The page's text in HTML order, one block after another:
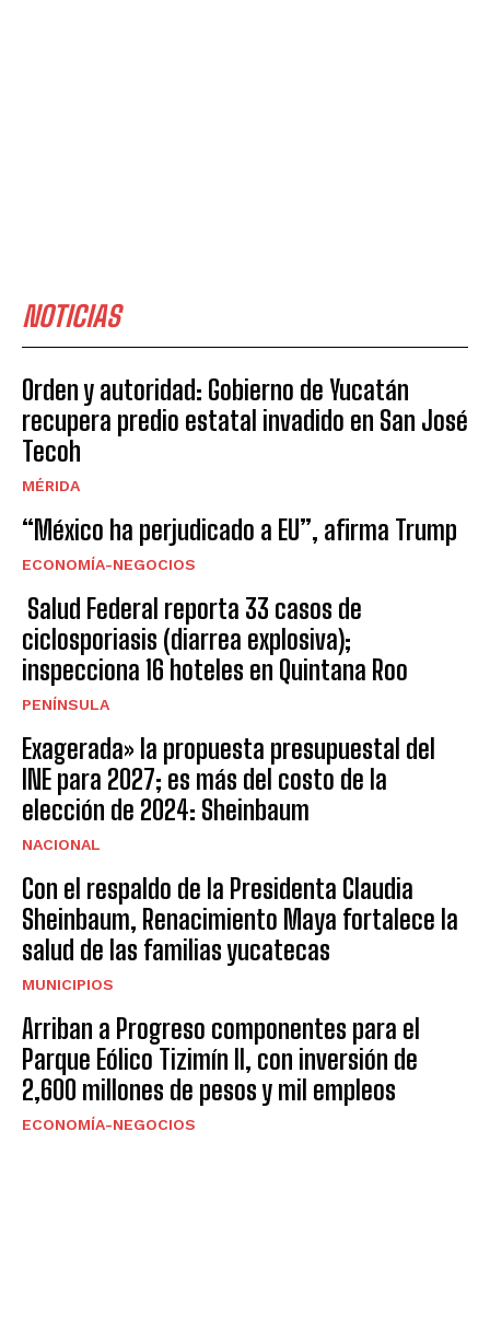
NOTICIAS
Orden y autoridad: Gobierno de Yucatán
recupera predio estatal invadido en San José
Tecoh
MÉRIDA
“México ha perjudicado a EU”, afirma Trump
ECONOMÍA-NEGOCIOS
Salud Federal reporta 33 casos de
ciclosporiasis (diarrea explosiva);
inspecciona 16 hoteles en Quintana Roo
PENÍNSULA
Exagerada» la propuesta presupuestal del
INE para 2027; es más del costo de la
elección de 2024: Sheinbaum
NACIONAL
Con el respaldo de la Presidenta Claudia
Sheinbaum, Renacimiento Maya fortalece la
salud de las familias yucatecas
MUNICIPIOS
Arriban a Progreso componentes para el
Parque Eólico Tizimín II, con inversión de
2,600 millones de pesos y mil empleos
ECONOMÍA-NEGOCIOS